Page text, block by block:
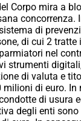
Corpo mira a
concorrenza.
di
di cui 2
nel
strumenti
di valuta e
di euro.
di
degli enti